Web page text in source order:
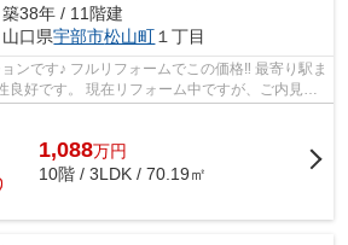
築38年 / 11階建
山口県宇部市松山町 １丁目
ンです♪ フルリフォームでこの価格‼ 最寄り駅ま
良好です。 現在リフォーム中ですが、ご内見可
わせく...
1,088万円
10階 / 3LDK / 70.19㎡